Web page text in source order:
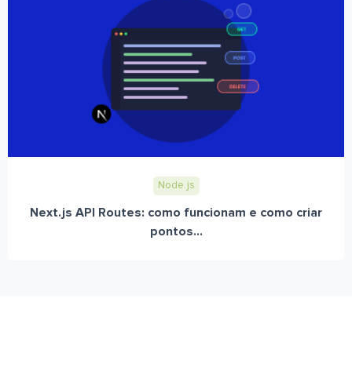
Node.js
Next.js API Routes: como funcionam e como criar
pontos...